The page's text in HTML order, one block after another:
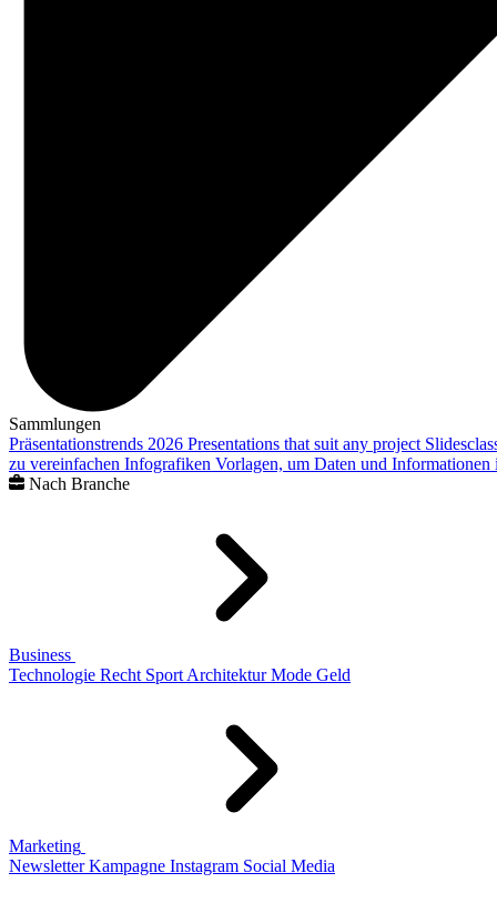
Sammlungen
Präsentationstrends 2026 Presentations that suit any project
zu vereinfachen Infografiken Vorlagen, um Daten und
Nach Branche
Business
Technologie Recht Sport Architektur Mode Geld
Marketing
Newsletter Kampagne Instagram Social Media